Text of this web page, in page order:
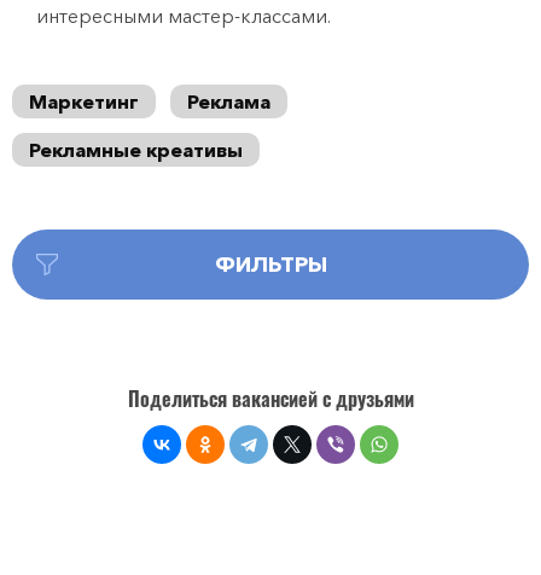
интересными мастер-классами.
Маркетинг
Реклама
Рекламные креативы
ФИЛЬТРЫ
Поделиться вакансией с друзьями